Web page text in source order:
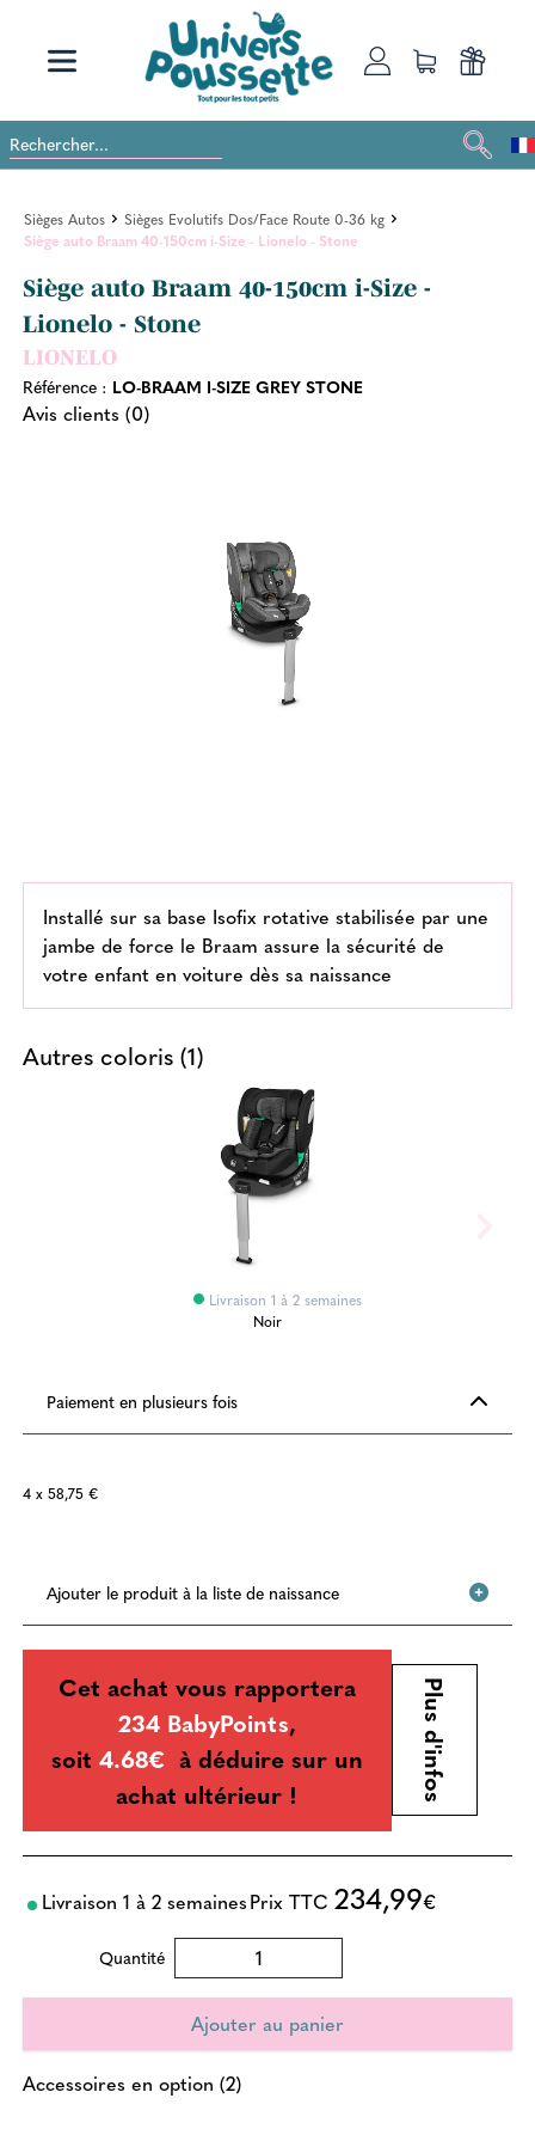
Sièges Autos
Sièges Evolutifs Dos/Face Route 0-36 kg
Siège auto Braam 40-150cm i-Size - Lionelo - Stone
Siège auto Braam 40-150cm i-Size -
Lionelo - Stone
LIONELO
Référence : LO-BRAAM I-SIZE GREY STONE
Avis clients (0)
Installé sur sa base Isofix rotative stabilisée par une
jambe de force le Braam assure la sécurité de
votre enfant en voiture dès sa naissance
Autres coloris (1)
Livraison 1 à 2 semaines
Noir
Paiement en plusieurs fois
4 x 58,75 €
Ajouter le produit à la liste de naissance
Cet achat vous rapportera
234 BabyPoints,
soit 4.68€ à déduire sur un
achat ultérieur !
Plus d'infos
Livraison 1 à 2 semainesPrix TTC 234,99€
Quantité
Accessoires en option (2)